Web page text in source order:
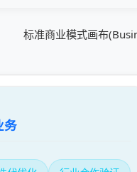
标准商业模式画布
务